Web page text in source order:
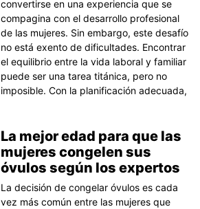
convertirse en una experiencia que se
compagina con el desarrollo profesional
de las mujeres. Sin embargo, este desafío
no está exento de dificultades. Encontrar
el equilibrio entre la vida laboral y familiar
puede ser una tarea titánica, pero no
imposible. Con la planificación adecuada,
La mejor edad para que las
mujeres congelen sus
óvulos según los expertos
La decisión de congelar óvulos es cada
vez más común entre las mujeres que